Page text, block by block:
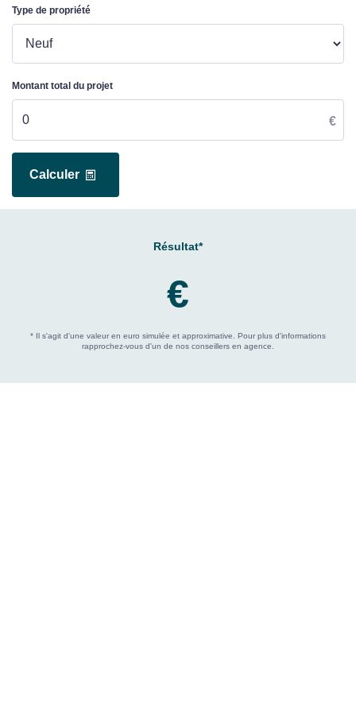
Type de propriété
Montant total du projet
€
Calculer
Résultat*
€
* Il s'agit d'une valeur en euro simulée et approximative. Pour plus d'informations
rapprochez-vous d'un de nos conseillers en agence.